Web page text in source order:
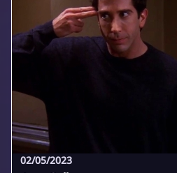
02/05/2023